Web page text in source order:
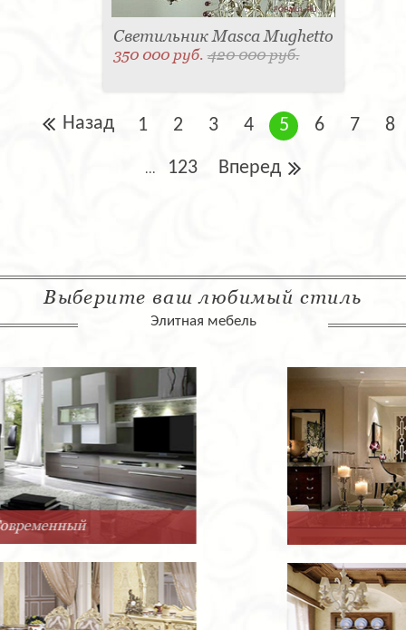
Светильник Masca Mughetto
350 000 руб.420 000 руб.
Назад 1 2 3 4 5 6 7 8
... 123 Вперед
Выберите ваш любимый стиль
Элитная мебель